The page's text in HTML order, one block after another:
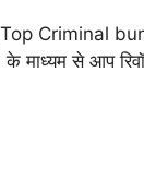
Criminal
माध्यम से आप